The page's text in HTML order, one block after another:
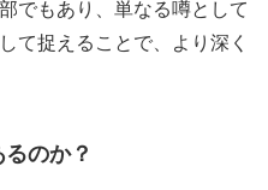
でもあり、単なる噂として
て捉えることで、より深く
のか？